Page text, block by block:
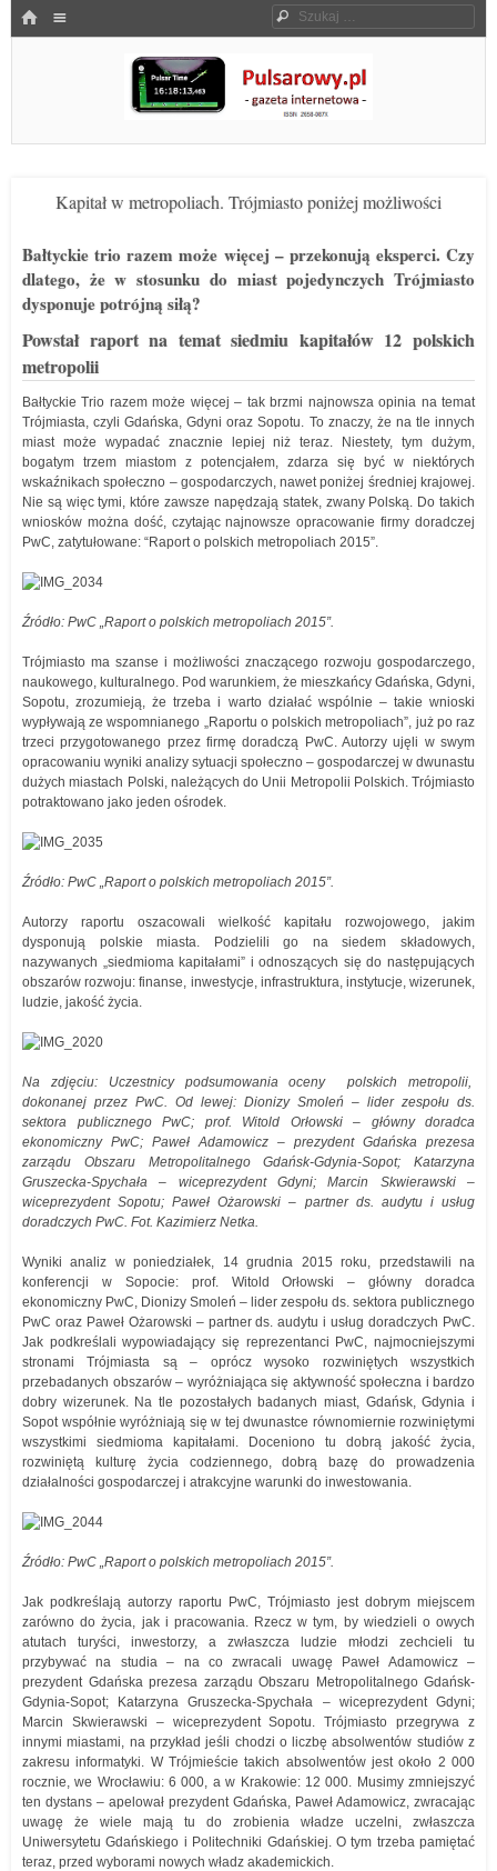
HOME Szukaj
Pulsarowy.pl
Kapitał w metropoliach. Trójmiasto poniżej możliwości
Bałtyckie trio razem może więcej – przekonują eksperci. Czy
dlatego, że w stosunku do miast pojedynczych Trójmiasto
dysponuje potrójną siłą?
Powstał raport na temat siedmiu kapitałów 12 polskich
metropolii
Bałtyckie Trio razem może więcej – tak brzmi najnowsza opinia na temat
Trójmiasta, czyli Gdańska, Gdyni oraz Sopotu. To znaczy, że na tle innych
miast może wypadać znacznie lepiej niż teraz. Niestety, tym dużym,
bogatym trzem miastom z potencjałem, zdarza się być w niektórych
wskaźnikach społeczno – gospodarczych, nawet poniżej średniej krajowej.
Nie są więc tymi, które zawsze napędzają statek, zwany Polską. Do takich
wniosków można dość, czytając najnowsze opracowanie firmy doradczej
PwC, zatytułowane: “Raport o polskich metropoliach 2015”.
Źródło: PwC „Raport o polskich metropoliach 2015”.
Trójmiasto ma szanse i możliwości znaczącego rozwoju gospodarczego,
naukowego, kulturalnego. Pod warunkiem, że mieszkańcy Gdańska, Gdyni,
Sopotu, zrozumieją, że trzeba i warto działać wspólnie – takie wnioski
wypływają ze wspomnianego „Raportu o polskich metropoliach”, już po raz
trzeci przygotowanego przez firmę doradczą PwC. Autorzy ujęli w swym
opracowaniu wyniki analizy sytuacji społeczno – gospodarczej w dwunastu
dużych miastach Polski, należących do Unii Metropolii Polskich. Trójmiasto
potraktowano jako jeden ośrodek.
Źródło: PwC „Raport o polskich metropoliach 2015”.
Autorzy raportu oszacowali wielkość kapitału rozwojowego, jakim
dysponują polskie miasta. Podzielili go na siedem składowych,
nazywanych „siedmioma kapitałami” i odnoszących się do następujących
obszarów rozwoju: finanse, inwestycje, infrastruktura, instytucje, wizerunek,
ludzie, jakość życia.
Na zdjęciu: Uczestnicy podsumowania oceny polskich metropolii,
dokonanej przez PwC. Od lewej: Dionizy Smoleń – lider zespołu ds.
sektora publicznego PwC; prof. Witold Orłowski – główny doradca
ekonomiczny PwC; Paweł Adamowicz – prezydent Gdańska prezesa
zarządu Obszaru Metropolitalnego Gdańsk-Gdynia-Sopot; Katarzyna
Gruszecka-Spychała – wiceprezydent Gdyni; Marcin Skwierawski –
wiceprezydent Sopotu; Paweł Ożarowski – partner ds. audytu i usług
doradczych PwC. Fot. Kazimierz Netka.
Wyniki analiz w poniedziałek, 14 grudnia 2015 roku, przedstawili na
konferencji w Sopocie: prof. Witold Orłowski – główny doradca
ekonomiczny PwC, Dionizy Smoleń – lider zespołu ds. sektora publicznego
PwC oraz Paweł Ożarowski – partner ds. audytu i usług doradczych PwC.
Jak podkreślali wypowiadający się reprezentanci PwC, najmocniejszymi
stronami Trójmiasta są – oprócz wysoko rozwiniętych wszystkich
przebadanych obszarów – wyróżniająca się aktywność społeczna i bardzo
dobry wizerunek. Na tle pozostałych badanych miast, Gdańsk, Gdynia i
Sopot współnie wyróżniają się w tej dwunastce równomiernie rozwiniętymi
wszystkimi siedmioma kapitałami. Doceniono tu dobrą jakość życia,
rozwiniętą kulturę życia codziennego, dobrą bazę do prowadzenia
działalności gospodarczej i atrakcyjne warunki do inwestowania.
Źródło: PwC „Raport o polskich metropoliach 2015”.
Jak podkreślają autorzy raportu PwC, Trójmiasto jest dobrym miejscem
zarówno do życia, jak i pracowania. Rzecz w tym, by wiedzieli o owych
atutach turyści, inwestorzy, a zwłaszcza ludzie młodzi zechcieli tu
przybywać na studia – na co zwracali uwagę Paweł Adamowicz –
prezydent Gdańska prezesa zarządu Obszaru Metropolitalnego Gdańsk-
Gdynia-Sopot; Katarzyna Gruszecka-Spychała – wiceprezydent Gdyni;
Marcin Skwierawski – wiceprezydent Sopotu. Trójmiasto przegrywa z
innymi miastami, na przykład jeśli chodzi o liczbę absolwentów studiów z
zakresu informatyki. W Trójmieście takich absolwentów jest około 2 000
rocznie, we Wrocławiu: 6 000, a w Krakowie: 12 000. Musimy zmniejszyć
ten dystans – apelował prezydent Gdańska, Paweł Adamowicz, zwracając
uwagę że wiele mają tu do zrobienia władze uczelni, zwłaszcza
Uniwersytetu Gdańskiego i Politechniki Gdańskiej. O tym trzeba pamiętać
teraz, przed wyborami nowych władz akademickich.